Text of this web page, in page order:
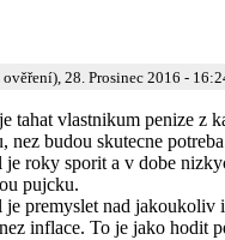
28. Prosinec 2016 -
tahat vlastnikum penize z
nez budou skutecne
je roky sporit a v dobe
pujcku.
je premyslet nad jakoukoliv
inflace. To je jako hodit